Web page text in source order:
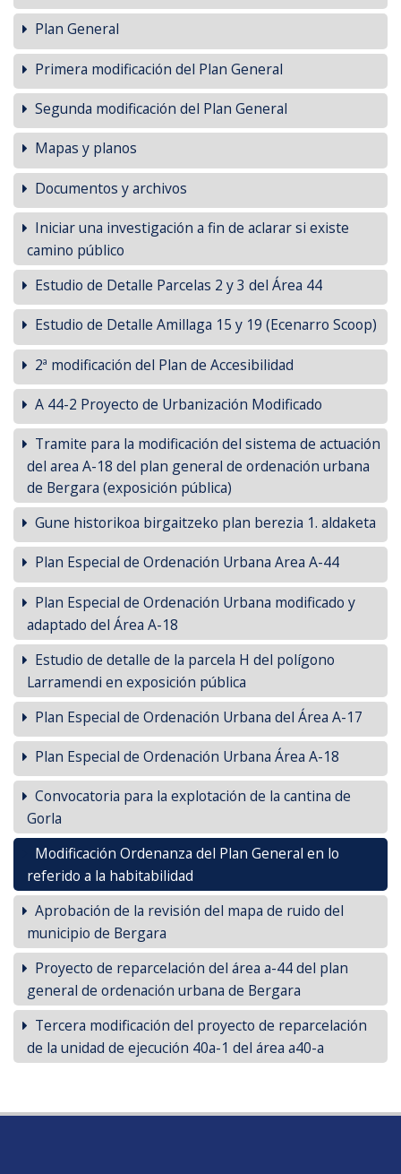
Plan General
Primera modificación del Plan General
Segunda modificación del Plan General
Mapas y planos
Documentos y archivos
Iniciar una investigación a fin de aclarar si existe
camino público
Estudio de Detalle Parcelas 2 y 3 del Área 44
Estudio de Detalle Amillaga 15 y 19 (Ecenarro Scoop)
2ª modificación del Plan de Accesibilidad
A 44-2 Proyecto de Urbanización Modificado
Tramite para la modificación del sistema de actuación
del area A-18 del plan general de ordenación urbana
de Bergara (exposición pública)
Gune historikoa birgaitzeko plan berezia 1. aldaketa
Plan Especial de Ordenación Urbana Area A-44
Plan Especial de Ordenación Urbana modificado y
adaptado del Área A-18
Estudio de detalle de la parcela H del polígono
Larramendi en exposición pública
Plan Especial de Ordenación Urbana del Área A-17
Plan Especial de Ordenación Urbana Área A-18
Convocatoria para la explotación de la cantina de
Gorla
Modificación Ordenanza del Plan General en lo
referido a la habitabilidad
Aprobación de la revisión del mapa de ruido del
municipio de Bergara
Proyecto de reparcelación del área a-44 del plan
general de ordenación urbana de Bergara
Tercera modificación del proyecto de reparcelación
de la unidad de ejecución 40a-1 del área a40-a